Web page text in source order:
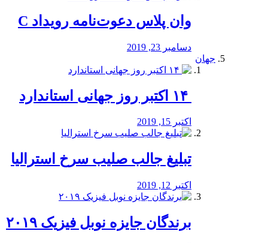
وان پلاس دعوت‌نامه رویداد C
دسامبر 23, 2019
جهان
اکتبر 15, 2019
تبلیغ جالب صلیب سرخ استرالیا
اکتبر 12, 2019
برندگان جایزه نوبل فیزیک ۲۰۱۹